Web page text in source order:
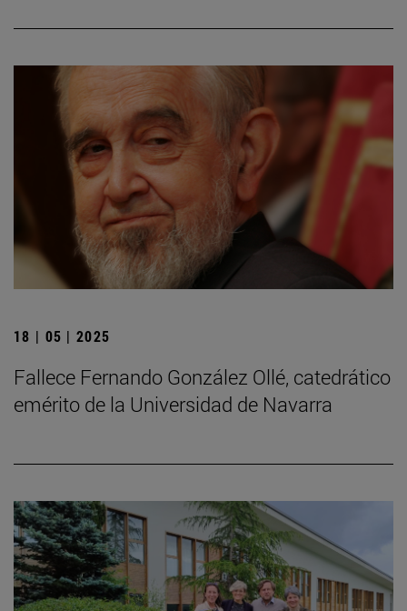
18 | 05 | 2025
Fallece Fernando González Ollé, catedrático
emérito de la Universidad de Navarra